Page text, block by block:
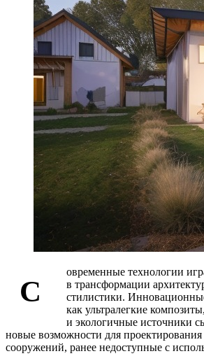
С
овременные технологии
в трансформации
стилистики.
как ультралегкие
и экологичные источники
новые возможности для
сооружений, ранее недоступные с